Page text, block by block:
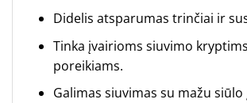
Didelis atsparumas trinčiai ir
Tinka įvairioms siuvimo
poreikiams.
Galimas siuvimas su mažu